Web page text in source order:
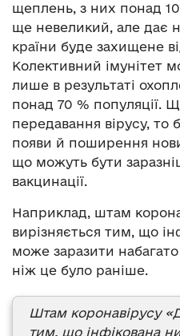
щеплень, з них понад
ще невеликий, але дає
країни буде захищене
Колективний імунітет
лише в результаті
понад 70 % популяції.
передавання вірусу, то
появи й поширення
що можуть бути
вакцинації.
Наприклад, штам
вирізняється тим, що
може заразити набагато
ніж це було раніше.
Штам коронавірусу
тим, що інфікована